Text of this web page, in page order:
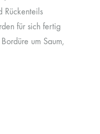
Rückenteils
für sich fertig
um Saum,